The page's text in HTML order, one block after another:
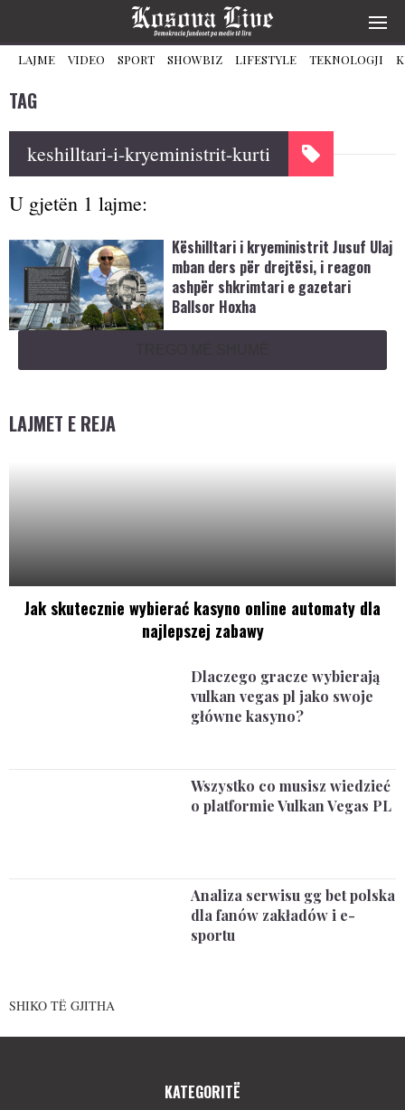
LAJME VIDEO SPORT SHOWBIZ LIFESTYLE TEKNOLOGJI
TAG
keshilltari-i-kryeministrit-kurti
U gjetën 1 lajme:
Këshilltari i kryeministrit Jusuf Ulaj
mban ders për drejtësi, i reagon
ashpër shkrimtari e gazetari
Ballsor Hoxha
LAJMET E REJA
Jak skutecznie wybierać kasyno online automaty dla
najlepszej zabawy
Dlaczego gracze wybierają
vulkan vegas pl jako swoje
główne kasyno?
Wszystko co musisz wiedzieć
o platformie Vulkan Vegas PL
Analiza serwisu gg bet polska
dla fanów zakładów i e-
sportu
SHIKO TË GJITHA
KATEGORITË